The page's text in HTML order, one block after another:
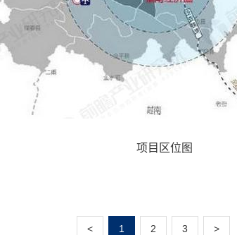
项目区位图
< 1 2 3 >